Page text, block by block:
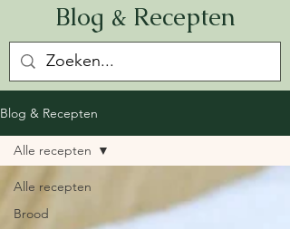
Blog & Recepten
Blog & Recepten
Alle recepten
Brood
Alle recepten